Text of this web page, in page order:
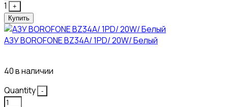
1
+
Купить
АЗУ BOROFONE BZ34A/ 1PD/ 20W/ Белый
40 в наличии
Quantity
-